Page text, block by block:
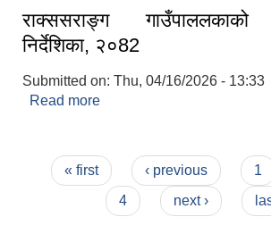
राक्ससराङ्ग गाउँपाललकाको
निर्देशिका, २०82
Submitted on: Thu, 04/16/2026 - 13:33
Read more
Pages
« first ‹ previous 1
4
next ›